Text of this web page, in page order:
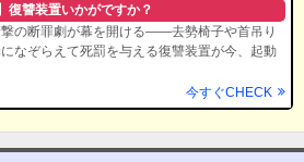
復讐装置いかがですか？
の断罪劇が幕を開ける――去勢椅子や首吊り
なぞらえて死罰を与える復讐装置が今、起動
今すぐCHECK